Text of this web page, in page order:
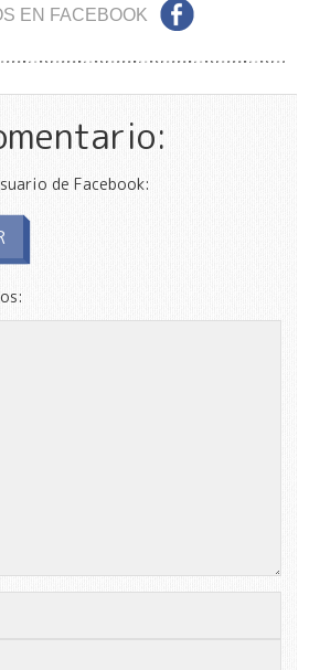
EN FACEBOOK
de Facebook: